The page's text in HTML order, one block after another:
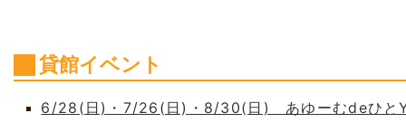
貸館イベント
6/28(日)・7/26(日)・8/30(日) あゆーむdeひと